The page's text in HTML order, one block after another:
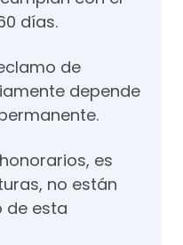
días.
de
depende
es
no están
de esta